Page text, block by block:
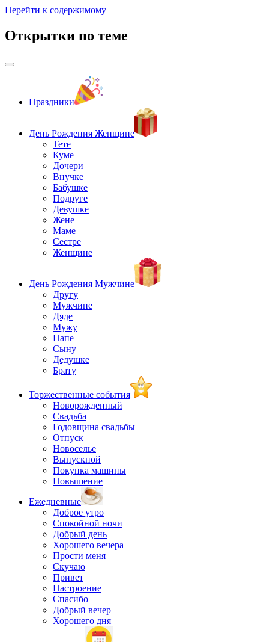
Перейти к содержимому
Открытки по теме
Праздники
День Рождения Женщине
Тете
Куме
Дочери
Внучке
Бабушке
Подруге
Девушке
Жене
Маме
Сестре
Женщине
День Рождения Мужчине
Другу
Мужчине
Дяде
Мужу
Папе
Сыну
Дедушке
Брату
Торжественные события
Новорожденный
Свадьба
Годовщина свадьбы
Отпуск
Новоселье
Выпускной
Покупка машины
Повышение
Ежедневные
Доброе утро
Спокойной ночи
Добрый день
Хорошего вечера
Прости меня
Скучаю
Привет
Настроение
Спасибо
Добрый вечер
Хорошего дня